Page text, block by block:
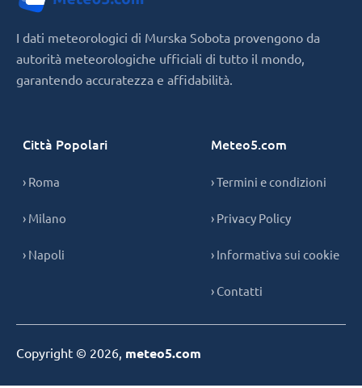
I dati meteorologici di Murska Sobota provengono da
autorità meteorologiche ufficiali di tutto il mondo,
garantendo accuratezza e affidabilità.
Città Popolari
› Roma
› Milano
› Napoli
Meteo5.com
› Termini e condizioni
› Privacy Policy
› Informativa sui cookie
› Contatti
Copyright © 2026, meteo5.com